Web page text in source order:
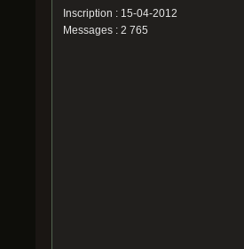
Inscription : 15-04-2012
Messages : 2 765